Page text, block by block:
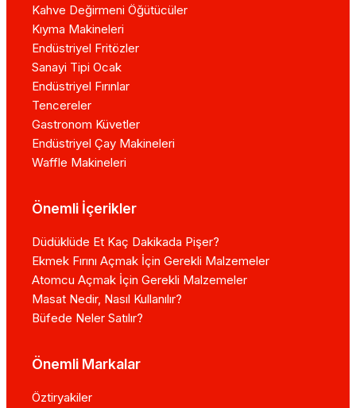
Kahve Değirmeni Öğütücüler
Kıyma Makineleri
Endüstriyel Fritözler
Sanayi Tipi Ocak
Endüstriyel Fırınlar
Tencereler
Gastronom Küvetler
Endüstriyel Çay Makineleri
Waffle Makineleri
Önemli İçerikler
Düdüklüde Et Kaç Dakikada Pişer?
Ekmek Fırını Açmak İçin Gerekli Malzemeler
Atomcu Açmak İçin Gerekli Malzemeler
Masat Nedir, Nasıl Kullanılır?
Büfede Neler Satılır?
Önemli Markalar
Öztiryakiler